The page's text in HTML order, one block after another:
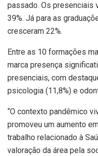
passado. Os presenciais
39%. Já para as
cresceram 22%.
Entre as 10 formações
marca presença
presenciais, com
psicologia (11,8%) e
“O contexto pandêmico
promoveu um aumento
trabalho relacionado à
valoração da área pela